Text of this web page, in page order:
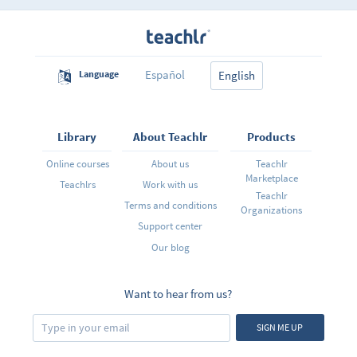
Language Español English
Library
Online courses
Teachlrs
About Teachlr
About us
Work with us
Terms and conditions
Support center
Our blog
Products
Teachlr
Marketplace
Teachlr
Organizations
Want to hear from us?
SIGN ME UP